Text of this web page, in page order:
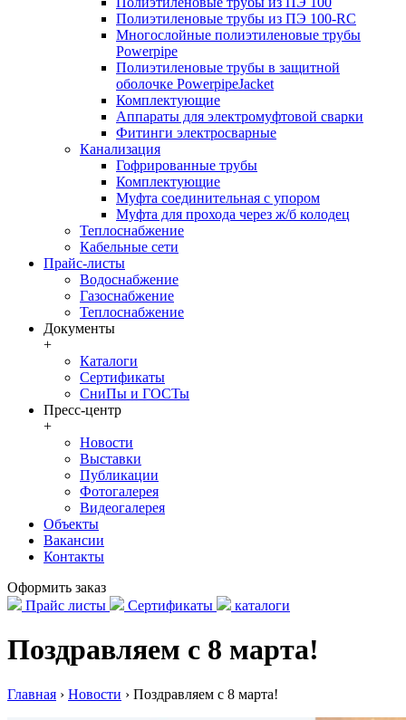
Полиэтиленовые трубы из ПЭ 100-RC
Многослойные полиэтиленовые трубы
Powerpipe
Полиэтиленовые трубы в защитной
оболочке PowerpipeJacket
Комплектующие
Аппараты для электромуфтовой сварки
Фитинги электросварные
Канализация
Гофрированные трубы
Комплектующие
Муфта соединительная с упором
Муфта для прохода через ж/б колодец
Теплоснабжение
Кабельные сети
Прайс-листы
Водоснабжение
Газоснабжение
Теплоснабжение
Документы
+
Каталоги
Сертификаты
СниПы и ГОСТы
Пресс-центр
+
Новости
Выставки
Публикации
Фотогалерея
Видеогалерея
Объекты
Вакансии
Контакты
Оформить заказ
Прайс листы
Сертификаты каталоги
Поздравляем с 8 марта!
Главная › Новости › Поздравляем с 8 марта!